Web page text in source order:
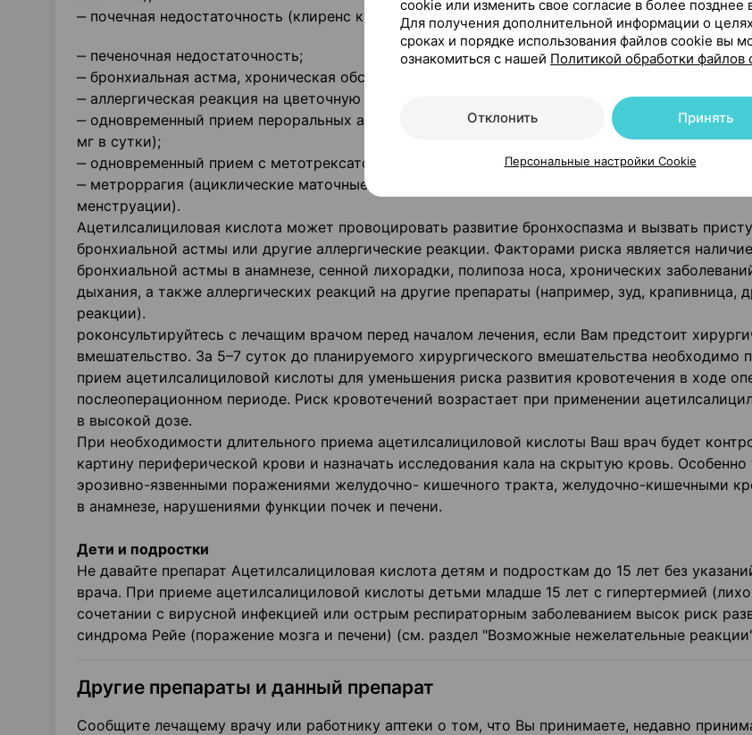
‒ почечная недостаточность (клиренс креатинина 30–60 мл/мин);
‒ печеночная недостаточность;
‒ бронхиальная астма, хроническая обструктивная болезнь легких;
‒ аллергическая реакция на цветочную пыльцу (полипоз носа), сенная лихорадка,
‒ одновременный прием пероральных антикоагулянтов и ацетилсалициловой кислоты (в
мг в сутки);
‒ одновременный прием с метотрексатом в дозе менее 15 мг в неделю;
‒ метроррагия (ациклические маточные кровотечения), гиперменорея (обильные и
менструации).
Ацетилсалициловая кислота может провоцировать развитие бронхоспазма и вызвать
бронхиальной астмы или другие аллергические реакции. Факторами риска является наличие
бронхиальной астмы в анамнезе, сенной лихорадки, полипоза носа, хронических
дыхания, а также аллергических реакций на другие препараты (например, зуд, крапивница,
реакции).
роконсультируйтесь с лечащим врачом перед началом лечения, если Вам предстоит
вмешательство. За 5–7 суток до планируемого хирургического вмешательства необходимо
прием ацетилсалициловой кислоты для уменьшения риска развития кровотечения в ходе
послеоперационном периоде. Риск кровотечений возрастает при применении
в высокой дозе.
При необходимости длительного приема ацетилсалициловой кислоты Ваш врач будет
картину периферической крови и назначать исследования кала на скрытую кровь. Особенно
эрозивно-язвенными поражениями желудочно- кишечного тракта, желудочно-кишечными
в анамнезе, нарушениями функции почек и печени.
Дети и подростки
Не давайте препарат Ацетилсалициловая кислота детям и подросткам до 15 лет без
врача. При приеме ацетилсалициловой кислоты детьми младше 15 лет с гипертермией
сочетании с вирусной инфекцией или острым респираторным заболеванием высок риск
синдрома Рейе (поражение мозга и печени) (см. раздел "Возможные нежелательные
Другие препараты и данный препарат
Сообщите лечащему врачу или работнику аптеки о том, что Вы принимаете, недавно
cookie или изменить свое согласие в более позднее
Для получения дополнительной информации о
сроках и порядке использования файлов cookie вы
ознакомиться с нашей Политикой обработки файлов
Отклонить Принять
Персональные настройки Cookie